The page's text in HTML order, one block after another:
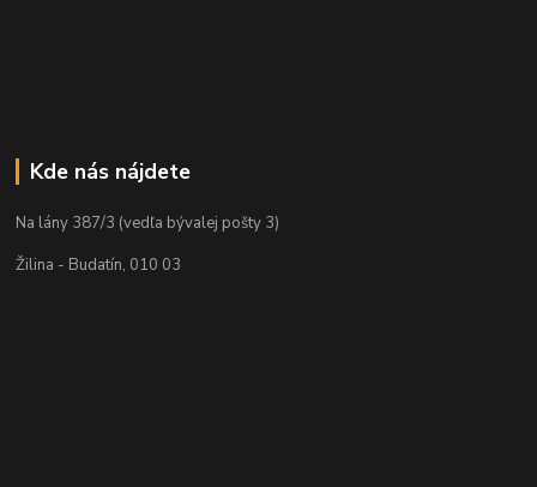
Kde nás nájdete
Na lány 387/3 (vedľa bývalej pošty 3)
Žilina - Budatín, 010 03